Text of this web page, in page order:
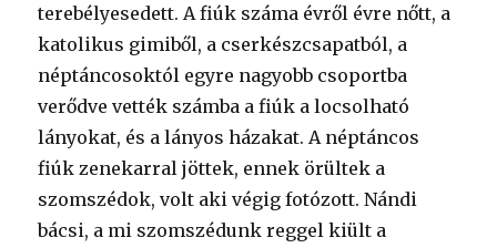
terebélyesedett. A fiúk száma évről évre nőtt, a
katolikus gimiből, a cserkészcsapatból, a
néptáncosoktól egyre nagyobb csoportba
verődve vették számba a fiúk a locsolható
lányokat, és a lányos házakat. A néptáncos
fiúk zenekarral jöttek, ennek örültek a
szomszédok, volt aki végig fotózott. Nándi
bácsi, a mi szomszédunk reggel kiült a